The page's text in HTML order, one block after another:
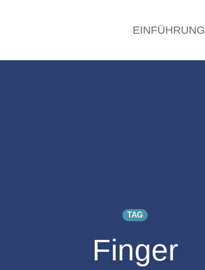
EINFÜHRUNG
TAG
Finger